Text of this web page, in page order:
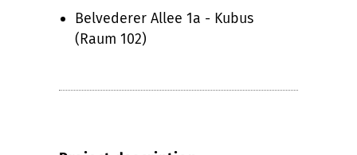
Belvederer Allee 1a - Kubus
(Raum 102)